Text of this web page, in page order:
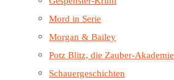
Mord in Serie
Morgan & Bailey
Potz Blitz, die Zauber-Akademie
Schauergeschichten
Greitzke · Elga
Schütz · Dana
Friedrich ·
Markus Haase ·